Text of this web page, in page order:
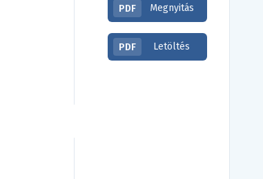
PDF Megnyitás
PDF Letöltés